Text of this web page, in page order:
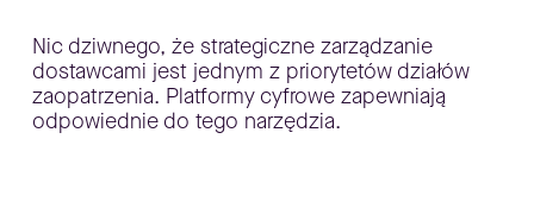
Nic dziwnego, że strategiczne zarządzanie
dostawcami jest jednym z priorytetów działów
zaopatrzenia. Platformy cyfrowe zapewniają
odpowiednie do tego narzędzia.